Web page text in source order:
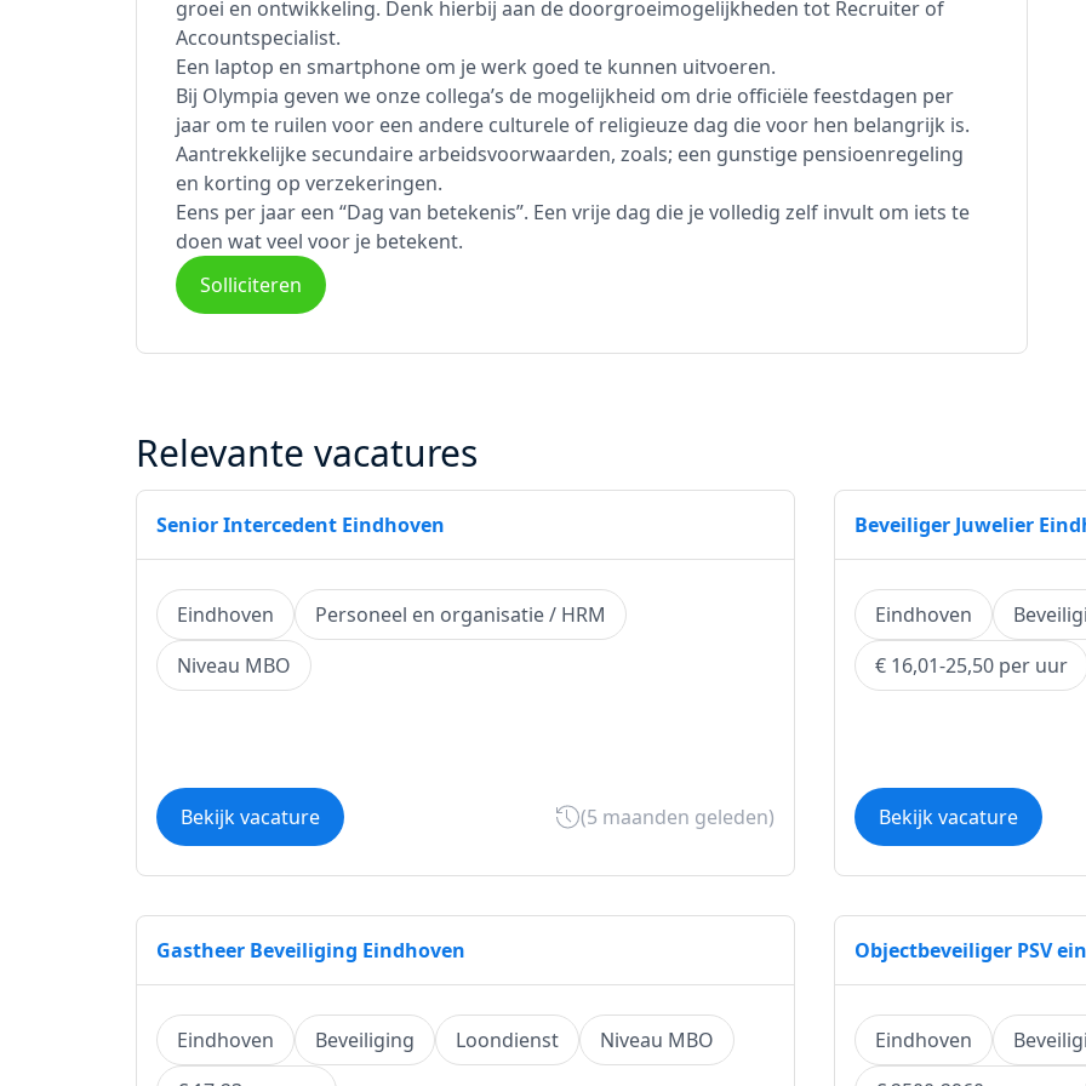
groei en ontwikkeling. Denk hierbij aan de doorgroeimogelijkheden tot Recruiter of
Accountspecialist.
Een laptop en smartphone om je werk goed te kunnen uitvoeren.
Bij Olympia geven we onze collega’s de mogelijkheid om drie officiële feestdagen per
jaar om te ruilen voor een andere culturele of religieuze dag die voor hen belangrijk is.
Aantrekkelijke secundaire arbeidsvoorwaarden, zoals; een gunstige pensioenregeling
en korting op verzekeringen.
Eens per jaar een “Dag van betekenis”. Een vrije dag die je volledig zelf invult om iets te
doen wat veel voor je betekent.
Solliciteren
Relevante vacatures
Senior Intercedent Eindhoven
Eindhoven
Personeel en organisatie / HRM
Niveau MBO
Bekijk vacature (5 maanden geleden)
Beveiliger Juwelier
Eindhoven
€ 16,01-25,50 per uur
Bekijk vacature
Gastheer Beveiliging Eindhoven
Eindhoven Beveiliging Loondienst
Niveau MBO
Objectbeveiliger PSV
Eindhoven